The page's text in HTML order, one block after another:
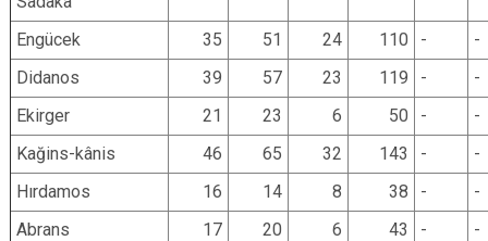
Engücek 35 51 24 110 -
-
Didanos
39 57 23 119 -
-
Ekirger
21 23 6 50 -
-
Kağins-kânis
46 65 32 143 -
-
Hırdamos
16 14 8 38 -
-
Abrans
17 20 6 43 -
-